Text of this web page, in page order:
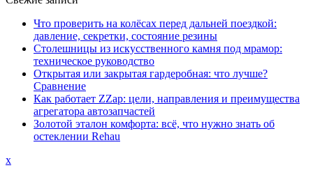
Что проверить на колёсах перед дальней поездкой:
давление, секретки, состояние резины
Столешницы из искусственного камня под мрамор:
техническое руководство
Открытая или закрытая гардеробная: что лучше?
Сравнение
Как работает ZZap: цели, направления и преимущества
агрегатора автозапчастей
Золотой эталон комфорта: всё, что нужно знать об
остеклении Rehau
x